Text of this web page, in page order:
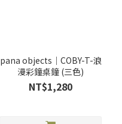
pana objects｜COBY-T-浪
漫彩鐘桌鐘 (三色)
NT$1,280